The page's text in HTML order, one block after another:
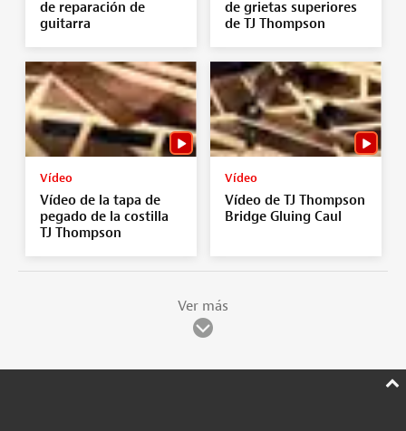
de reparación de
guitarra
de grietas superiores
de TJ Thompson
Vídeo
Vídeo de la tapa de
pegado de la costilla
TJ Thompson
Vídeo
Vídeo de TJ Thompson
Bridge Gluing Caul
Ver más